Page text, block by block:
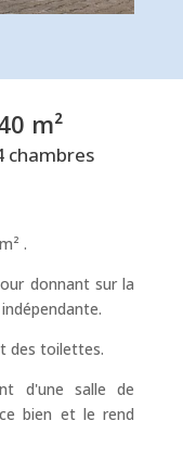
m²
chambres
.
donnant sur la
des toilettes.
d'une salle de
bien et le rend